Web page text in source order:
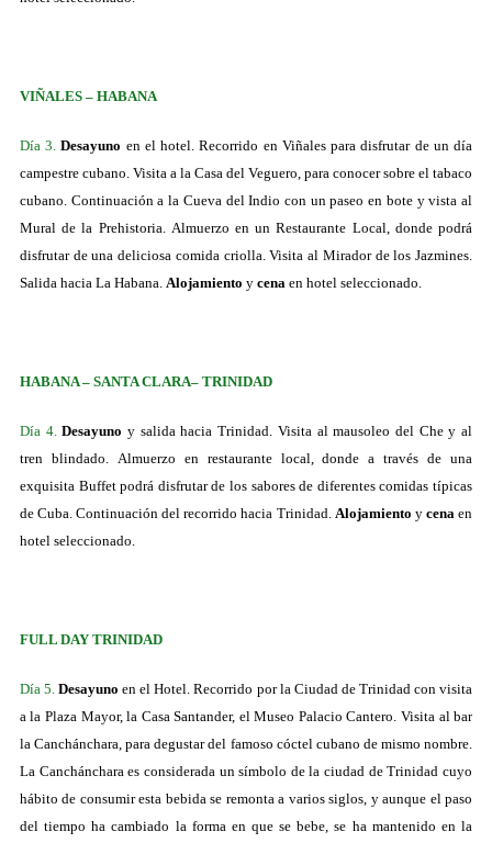
VIÑALES – HABANA
Día 3.Desayuno en el hotel. Recorrido en Viñales para disfrutar de un día
campestre cubano. Visita a la Casa del Veguero, para conocer sobre el tabaco
cubano. Continuación a la Cueva del Indio con un paseo en bote y vista al
Mural de la Prehistoria. Almuerzo en un Restaurante Local, donde podrá
disfrutar de una deliciosa comida criolla. Visita al Mirador de los Jazmines.
Salida hacia La Habana. Alojamiento y cena en hotel seleccionado.
HABANA – SANTA CLARA– TRINIDAD
Día 4.Desayuno y salida hacia Trinidad. Visita al mausoleo del Che y al
tren blindado. Almuerzo en restaurante local, donde a través de una
exquisita Buffet podrá disfrutar de los sabores de diferentes comidas típicas
de Cuba. Continuación del recorrido hacia Trinidad. Alojamiento y cena en
hotel seleccionado.
FULL DAY TRINIDAD
Día 5. Desayuno en el Hotel. Recorrido por la Ciudad de Trinidad con visita
a la Plaza Mayor, la Casa Santander, el Museo Palacio Cantero. Visita al bar
la Canchánchara, para degustar del famoso cóctel cubano de mismo nombre.
La Canchánchara es considerada un símbolo de la ciudad de Trinidad cuyo
hábito de consumir esta bebida se remonta a varios siglos, y aunque el paso
del tiempo ha cambiado la forma en que se bebe, se ha mantenido en la